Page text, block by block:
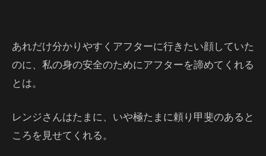
あれだけ分かりやすくアフターに行きたい顔していた
のに、私の身の安全のためにアフターを諦めてくれる
とは。
レンジさんはたまに、いや極たまに頼り甲斐のあると
ころを見せてくれる。